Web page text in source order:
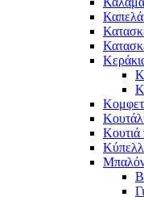
Κουτιά